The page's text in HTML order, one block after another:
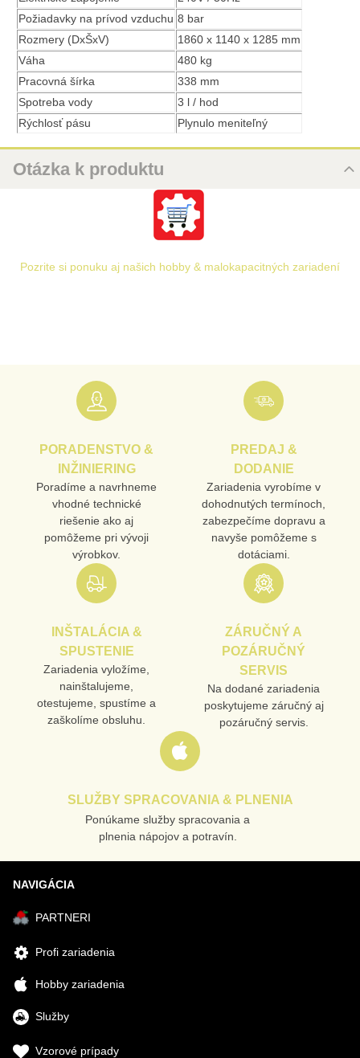
Požiadavky na prívod vzduchu 8 bar
Rozmery (DxŠxV)
1860 x 1140 x 1285 mm
Váha
480 kg
Pracovná šírka
338 mm
Spotreba vody
3 l / hod
Rýchlosť pásu
Plynulo meniteľný
Otázka k produktu
Nová otázka k produktu
TELEFÓN
VAŠA OTÁZKA K PRODUKTU
Odoslať
Pozrite si ponuku aj našich hobby & malokapacitných zariadení
PORADENSTVO &
INŽINIERING
Poradíme a navrhneme
vhodné technické
riešenie ako aj
pomôžeme pri vývoji
výrobkov.
PREDAJ &
DODANIE
Zariadenia vyrobíme v
dohodnutých termínoch,
zabezpečíme dopravu a
navyše pomôžeme s
dotáciami.
INŠTALÁCIA &
SPUSTENIE
Zariadenia vyložíme,
nainštalujeme,
otestujeme, spustíme a
zaškolíme obsluhu.
ZÁRUČNÝ A
POZÁRUČNÝ
SERVIS
Na dodané zariadenia
poskytujeme záručný aj
pozáručný servis.
SLUŽBY SPRACOVANIA & PLNENIA
Ponúkame služby spracovania a
plnenia nápojov a potravín.
NAVIGÁCIA
PARTNERI
Profi zariadenia
Hobby zariadenia
Služby
Vzorové prípady